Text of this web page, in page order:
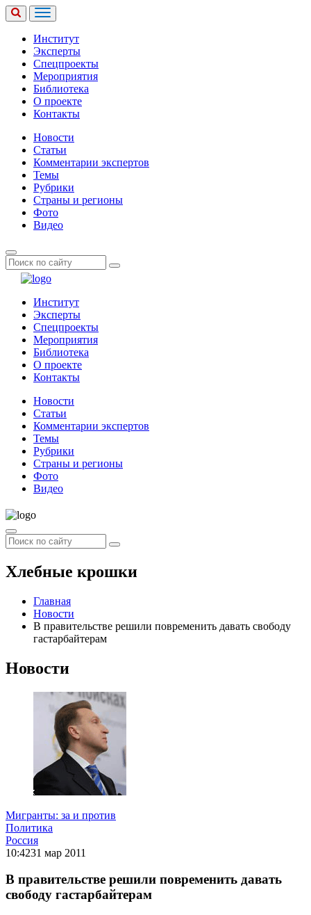
Институт
Эксперты
Спецпроекты
Мероприятия
Библиотека
О проекте
Контакты
Новости
Статьи
Комментарии экспертов
Темы
Рубрики
Страны и регионы
Фото
Видео
Институт
Эксперты
Спецпроекты
Мероприятия
Библиотека
О проекте
Контакты
Новости
Статьи
Комментарии экспертов
Темы
Рубрики
Страны и регионы
Фото
Видео
Хлебные крошки
Главная
Новости
В правительстве решили повременить давать свободу
гастарбайтерам
Новости
Мигранты: за и против
Политика
Россия
10:4231 мар 2011
В правительстве решили повременить давать
свободу гастарбайтерам